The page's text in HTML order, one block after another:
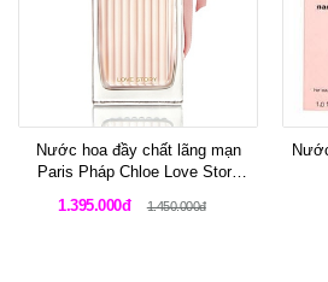
Nước hoa đầy chất lãng mạn
Paris Pháp Chloe Love Story
1.395.000đ 1.450.000đ